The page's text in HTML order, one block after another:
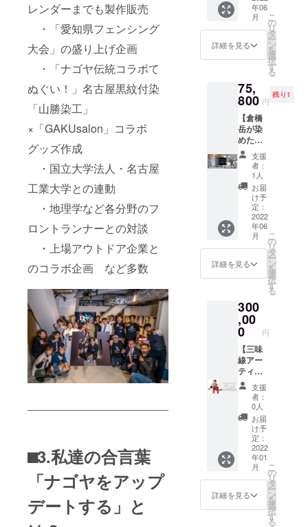
レンダーまでも製作販売
・「愛知県フェンシング
大会」の盛り上げ企画
・「ナゴヤ伝統コラボて
ぬぐい！」名古屋黒紋付染
「山勝染工」
×「GAKUsalon」コラボ
グッズ作成
・国立大学法人・名古屋
工業大学との連動
・地理学など各分野のフ
ロントランナーとの対談
・上場アウトドア企業と
のコラボ企画 など多数
⬛︎3.私達の合言葉
「ナゴヤをアップ
デートする」と
にご案
内致し
ます。
酒蔵見
ていな
い秘蔵
む金虎
のお酒
をテイ
スティ
ング。
更に金
虎自慢
のお酒
７２０
ｍｌ一
本をお
持ち帰
り頂け
ます。
年９
月、ま
たは２
年５月
～９月
※２０２
１年１
０月～
２０２
２年４
月は酒
造り期
間中の
ため対
応でき
ませ
ん。
グ の体
験会を
行いま
す。 実
行日
時 11
（土）
16:00-
18:00 ※
場所は
愛知工
業大学
名電高
等学校
フェン
シング
場 現
地まで
の交通
費は自
己負担
【特典
⑤】
CASHI
か月
オープ
ンス
ペース
使い放
題 テレ
ビ塔３F
にある
THE
TOWER
LOUNG
CASHI
MEはビ
ジネス
からプ
ライ
ベート
まで
加方法
は追っ
て連絡
す。イ
ベント
懇親会
へご参
加頂け
なかっ
た場合
でも返
金は致
しかね
ますの
でご了
承くだ
さい。
※Ｔシャ
ツはイ
ベント
会場の
受付に
て
CAMPF
完了
メール
とIDを
ご提示
いただ
き、引
き換え
となり
ます。
当日会
場でご
参加頂
けない
方には
後日郵
送いた
しま
す。
の場所
や大き
なりま
す。
がら人
生最高
「ナゴ
ヤ料
ペア。
有効
期限
2022年
1月迄
【特典
②】
Saloon
ジビエ
コース
飲み放
題付
http://w
ww.bar-
saloon.j
くりと
お酒を
人の隠
れ家
―――
―Saloo
n(サ
ルーン)
でジビ
エを楽
しみま
せん
か？
「2名
で」
50,000
円でジ
ビエ
のご案
内を致
表現し
まし
た。世
界的
年大
ヒット
映画に
も登場
する、
気鋭の
デザイ
ン着
物。400
年の伝
統と最
新の調
和を身
に纏
え！ 伝
統的工
を、職
人が手
がけた
ムを取
り扱っ
ている
中村商
店が提
供しま
す。
https://
nakam
urasho
p.thesh
op.jp/ ※
商品は
宅配便
ス】 ※
下記4つ
からご
希望の
特典を1
さい。
【特典
①】名
古屋市
西区四
間道(し
けみち)
の人力
車に広
告掲載
名古屋
市西区
那古野
1-21-4
ベネチ
屋にて
広告デ
ぬぐい
サイズ
の広告
を作
成、完
成から
約3か月
間人力
車に装
着しま
す。 円
頓寺商
店街か
ら四間
道エリ
アで広
告を装
着して
年06
月
詳細を見る
こ
の
リ
タ
ー
ン
を
選
択
す
る
75,
800 円
残り1
【倉橋
岳が染
めたサ
ロンオ
リジナ
ル有松
鳴海絞
り浴衣
コー
ス】 倉
橋岳が
真心を
込めて
有松絞
りの技
り』で
染め上
げた反
物を使
用し
て、支
援者の
寸法に
仕立て
てお届
けしま
す。高
級な知
多木綿
を畳む
ところ
から、
染めま
で行い
支援
者：
1人
お届
け予
定：
2022
年06
月
詳細を見る
こ
の
リ
タ
ー
ン
を
選
択
す
る
300
,00
0 円
【三味
線アー
ティス
トがオ
リジナ
ル曲を
作曲
コース
（個人
け）】
三味線
アー
ティス
トのた
支援
者：
0人
お届
け予
定：
2022
年01
月
詳細を見る
こ
の
リ
タ
ー
ン
を
選
択
す
る